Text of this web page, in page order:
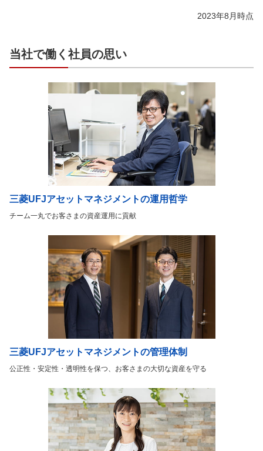
2023年8月時点
当社で働く社員の思い
三菱UFJアセットマネジメントの運用哲学
チーム一丸でお客さまの資産運用に貢献
三菱UFJアセットマネジメントの管理体制
公正性・安定性・透明性を保つ、お客さまの大切な資産を守る